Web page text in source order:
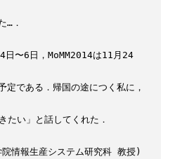
…．
〜6日，MoMM2014は11月24
定である．帰国の途につく私に，
たい」と話してくれた．
情報生産システム研究科 教授)